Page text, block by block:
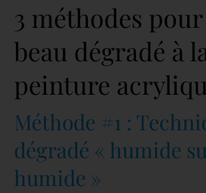
3 méthodes
beau dégradé à
peinture
Méthode #1 :
dégradé « humide
humide »